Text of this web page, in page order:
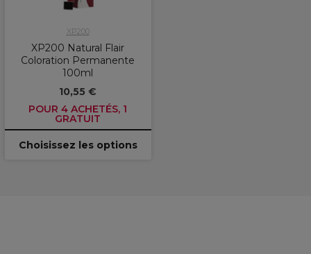
XP200
XP200 Natural Flair
Coloration Permanente
100ml
10,55 €
POUR 4 ACHETÉS, 1
GRATUIT
Choisissez les options